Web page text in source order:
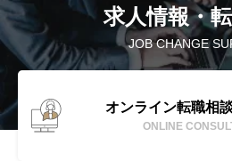
JOB CHANGE
求人情報・
オンライン転職相
ONLINE